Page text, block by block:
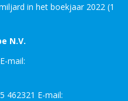
in het boekjaar 2022 (1
N.V.
mail:
462321 E-mail: